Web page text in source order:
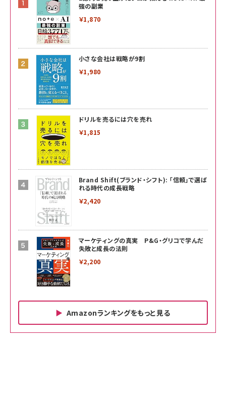
強の副業
￥1,870
小さな会社は戦略が9割
￥1,980
ドリルを売るには穴を売れ
￥1,815
Brand Shift(ブランド・シフト): 「信頼」で選ば
れる時代の成長戦略
￥2,420
マーケティングの真実 P&G・グリコで学んだ
失敗と成長の法則
￥2,200
Amazonランキングをもっと見る